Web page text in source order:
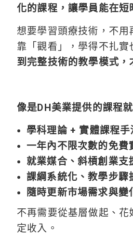
化的課程，讓學員能在
想要學習頭療技術，不
靠「觀看」，學得不扎實
到完整技術的教學模式，
像是DH美業提供的課程
學科理論 + 實體課程
一年內不限次數的免費
就業媒合、斜槓創業支
課綱系統化、教學步驟
隨時更新市場需求與
不再需要從基層做起、
定收入。